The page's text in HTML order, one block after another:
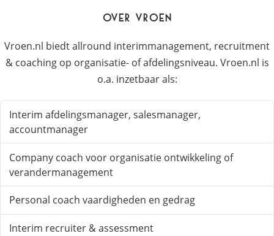
Over Vroen
Vroen.nl biedt allround interimmanagement, recruitment
& coaching op organisatie- of afdelingsniveau. Vroen.nl is
o.a. inzetbaar als:
Interim afdelingsmanager, salesmanager,
accountmanager
Company coach voor organisatie ontwikkeling of
verandermanagement
Personal coach vaardigheden en gedrag
Interim recruiter & assessment